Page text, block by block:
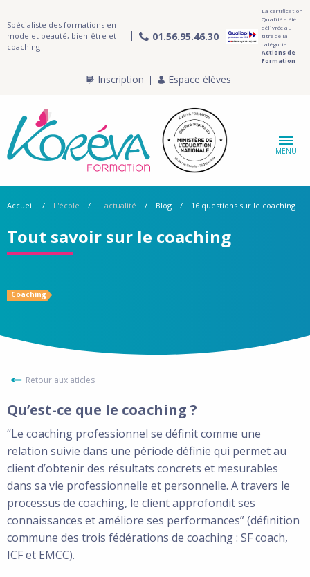
Spécialiste des formations en
mode et beauté, bien-être et
coaching
01.56.95.46.30
La certification
Qualité a été
délivrée au
titre de la
catégorie:
Actions de
Formation
Inscription Espace élèves
MENU
Accueil L'école L'actualité Blog 16 questions sur le coaching
Tout savoir sur le coaching
Coaching
Retour aux aticles
Qu’est-ce que le coaching ?
“Le coaching professionnel se définit comme une
relation suivie dans une période définie qui permet au
client d’obtenir des résultats concrets et mesurables
dans sa vie professionnelle et personnelle. A travers le
processus de coaching, le client approfondit ses
connaissances et améliore ses performances” (définition
commune des trois fédérations de coaching : SF coach,
ICF et EMCC).